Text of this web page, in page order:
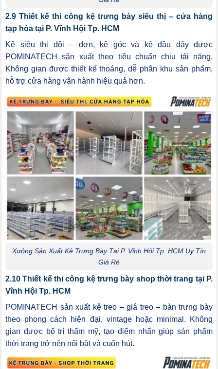
2.9 Thiết kế thi công kệ trưng bày siêu thị – cửa hàng
tạp hóa tại P. Vĩnh Hội Tp. HCM
Kệ siêu thị đôi – đơn, kệ góc và kệ đầu dãy được
POMINATECH sản xuất theo tiêu chuẩn chịu tải nặng.
Không gian được thiết kế thoáng, dễ phân khu sản phẩm,
hỗ trợ cửa hàng vận hành hiệu quả hơn.
Xưởng Sản Xuất Kệ Trưng Bày Tại P. Vĩnh Hội Tp. HCM Uy Tín
Giá Rẻ
2.10 Thiết kế thi công kệ trưng bày shop thời trang tại P.
Vĩnh Hội Tp. HCM
POMINATECH sản xuất kệ treo – giá treo – bàn trưng bày
theo phong cách hiện đại, vintage hoặc minimal. Không
gian được bố trí thẩm mỹ, tạo điểm nhấn giúp sản phẩm
thời trang trở nên nổi bật và cuốn hút.